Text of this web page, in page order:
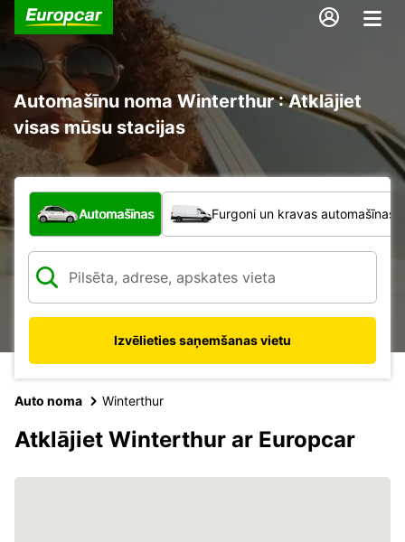
Automašīnu noma Winterthur : Atklājiet
visas mūsu stacijas
Kāda veida transportlīdzeklis?
Automašīnas Furgoni un kravas automašīnas
Izvēlieties saņemšanas vietu
Auto noma Winterthur
Atklājiet Winterthur ar Europcar